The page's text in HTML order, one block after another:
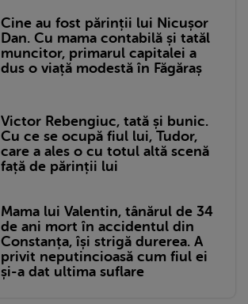
Cine au fost părinții lui Nicușor
Dan. Cu mama contabilă și tatăl
muncitor, primarul capitalei a
dus o viață modestă în Făgăraș
Victor Rebengiuc, tată și bunic.
Cu ce se ocupă fiul lui, Tudor,
care a ales o cu totul altă scenă
față de părinții lui
Mama lui Valentin, tânărul de 34
de ani mort în accidentul din
Constanța, își strigă durerea. A
privit neputincioasă cum fiul ei
și-a dat ultima suflare